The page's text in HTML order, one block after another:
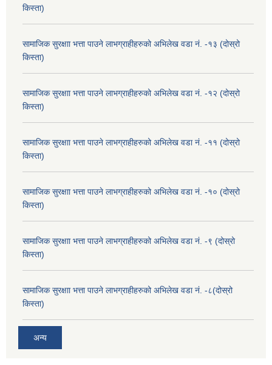
किस्ता)
सामाजिक सुरक्षाा भत्ता पाउने लाभग्राहीहरुको अभिलेख वडा नं. -१३ (दोस्रो
किस्ता)
सामाजिक सुरक्षाा भत्ता पाउने लाभग्राहीहरुको अभिलेख वडा नं. -१२ (दोस्रो
किस्ता)
सामाजिक सुरक्षाा भत्ता पाउने लाभग्राहीहरुको अभिलेख वडा नं. -११ (दोस्रो
किस्ता)
सामाजिक सुरक्षाा भत्ता पाउने लाभग्राहीहरुको अभिलेख वडा नं. -१० (दोस्रो
किस्ता)
सामाजिक सुरक्षाा भत्ता पाउने लाभग्राहीहरुको अभिलेख वडा नं. -९ (दोस्रो
किस्ता)
सामाजिक सुरक्षाा भत्ता पाउने लाभग्राहीहरुको अभिलेख वडा नं. -८(दोस्रो
किस्ता)
अन्य